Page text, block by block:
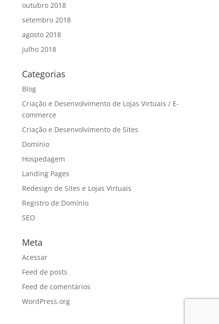
outubro 2018
setembro 2018
agosto 2018
julho 2018
Categorias
Blog
Criação e Desenvolvimento de Lojas Virtuais / E-
commerce
Criação e Desenvolvimento de Sites
Domínio
Hospedagem
Landing Pages
Redesign de Sites e Lojas Virtuais
Registro de Domínio
SEO
Meta
Acessar
Feed de posts
Feed de comentários
WordPress.org